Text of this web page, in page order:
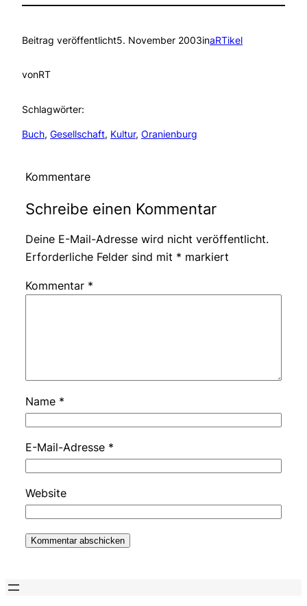
Beitrag veröffentlicht5. November 2003inaRTikel
vonRT
Schlagwörter:
Buch, Gesellschaft, Kultur, Oranienburg
Kommentare
Schreibe einen Kommentar
Deine E-Mail-Adresse wird nicht veröffentlicht.
Erforderliche Felder sind mit * markiert
Kommentar *
Name *
E-Mail-Adresse *
Website